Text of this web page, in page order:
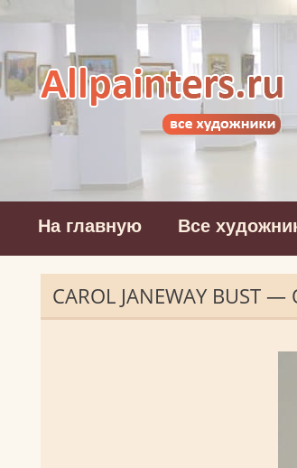
На главную Все
CAROL JANEWAY